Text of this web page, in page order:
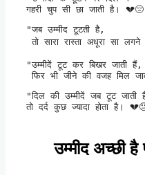
गहरी चुप सी छा जाती है।
"जब उम्मीद टूटती है,
तो सारा रास्ता अधूरा सा
"उम्मीदें टूट कर बिखर जाती हैं,
फिर भी जीने की वजह मिल
"दिल की उम्मीदें जब टूट जाती
तो दर्द कुछ ज्यादा होता है।
उम्मीद अच्छी